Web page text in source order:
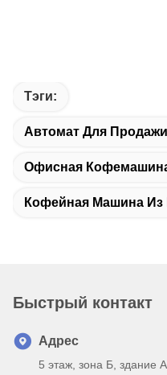
Тэги:
Автомат Для
Офисная
Кофейная Машина
Быстрый контакт
Адрес
5 этаж, зона Б, здание